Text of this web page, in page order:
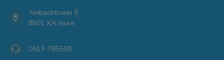
Ambachtswei 5
8501 XA Joure
0513-785550